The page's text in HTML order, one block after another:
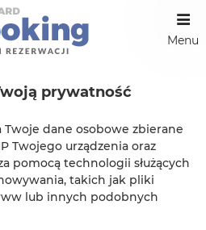
Menu
możesz stworzyć
je do
obiektu, okolicy, dostępnych
ciekawostki, zdjecia i filmy.
prywatność
Twoje dane osobowe zbierane
Twojego urządzenia oraz
pomocą technologii służących
takich jak pliki
lub innych podobnych